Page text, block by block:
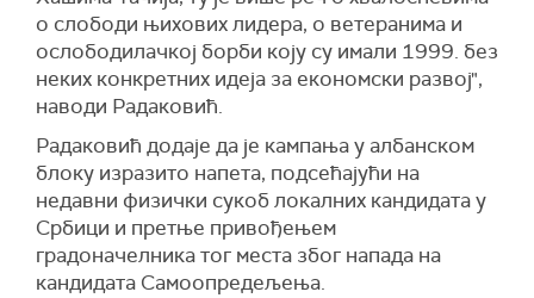
о слободи њихових лидера, о ветеранима и
ослободилачкој борби коју су имали 1999. без
неких конкретних идеја за економски развој",
наводи Радаковић.
Радаковић додаје да је кампања у албанском
блоку изразито напета, подсећајући на
недавни физички сукоб локалних кандидата у
Србици и претње привођењем
градоначелника тог места због напада на
кандидата Самоопредељења.